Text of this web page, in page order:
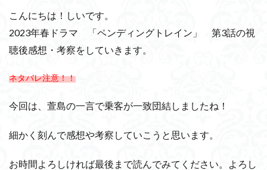
こんにちは！しいです。
2023年春ドラマ 「ペンディングトレイン」 第3話の視
聴後感想・考察をしていきます。
ネタバレ注意！！
今回は、萱島の一言で乗客が一致団結しましたね！
細かく刻んで感想や考察していこうと思います。
お時間よろしければ最後まで読んでみてください。よろし